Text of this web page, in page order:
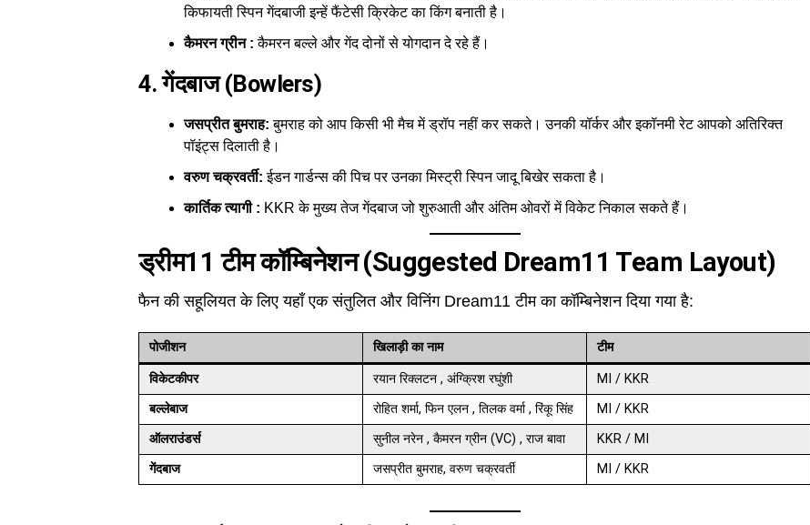
किफायती स्पिन गेंदबाजी इन्हें फैंटेसी क्रिकेट का किंग बनाती है।
कैमरन ग्रीन : कैमरन बल्ले और गेंद दोनों से योगदान दे रहे हैं।
4. गेंदबाज (Bowlers)
जसप्रीत बुमराह: बुमराह को आप किसी भी मैच में ड्रॉप नहीं कर सकते। उनकी यॉर्कर और इकॉनमी रेट आपको अतिरिक्त
पॉइंट्स दिलाती है।
वरुण चक्रवर्ती: ईडन गार्डन्स की पिच पर उनका मिस्ट्री स्पिन जादू बिखेर सकता है।
कार्तिक त्यागी : KKR के मुख्य तेज गेंदबाज जो शुरुआती और अंतिम ओवरों में विकेट निकाल सकते हैं।
ड्रीम11 टीम कॉम्बिनेशन (Suggested Dream11 Team Layout)
फैन की सहूलियत के लिए यहाँ एक संतुलित और विनिंग Dream11 टीम का कॉम्बिनेशन दिया गया है:
पोजीशन खिलाड़ी का नाम टीम
विकेटकीपर रयान रिक्लटन , अंग्क्रिश रघुंशी
MI / KKR
बल्लेबाज
रोहित शर्मा, फिन एलन , तिलक वर्मा , रिंकू सिंह
MI / KKR
ऑलराउंडर्स
सुनील नरेन , कैमरन ग्रीन (VC) , राज बावा
KKR / MI
गेंदबाज
जसप्रीत बुमराह, वरुण चक्रवर्ती MI / KKR